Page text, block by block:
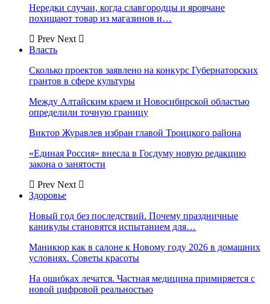
Нередки случаи, когда славгородцы и яровчане
похищают товар из магазинов и…
Prev Next
Власть
Сколько проектов заявлено на конкурс Губернаторских
грантов в сфере культуры
Между Алтайским краем и Новосибирской областью
определили точную границу
Виктор Журавлев избран главой Троицкого района
«Единая Россия» внесла в Госдуму новую редакцию
закона о занятости
Prev Next
Здоровье
Новый год без последствий. Почему праздничные
каникулы становятся испытанием для…
Маникюр как в салоне к Новому году 2026 в домашних
условиях. Советы красоты
На ошибках лечатся. Частная медицина примиряется с
новой цифровой реальностью